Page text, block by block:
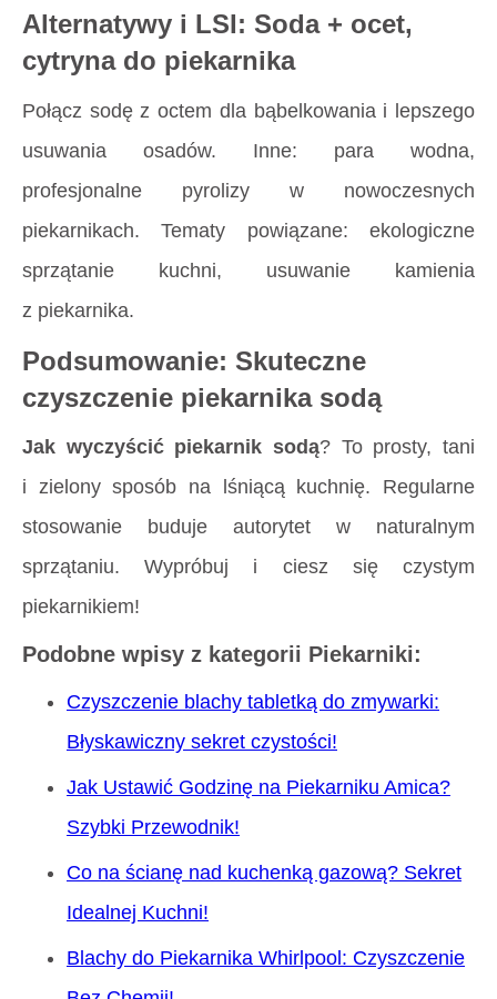
Alternatywy i LSI: Soda + ocet,
cytryna do piekarnika
Połącz sodę z octem dla bąbelkowania i lepszego
usuwania osadów. Inne: para wodna,
profesjonalne pyrolizy w nowoczesnych
piekarnikach. Tematy powiązane: ekologiczne
sprzątanie kuchni, usuwanie kamienia
z piekarnika.
Podsumowanie: Skuteczne
czyszczenie piekarnika sodą
Jak wyczyścić piekarnik sodą? To prosty, tani
i zielony sposób na lśniącą kuchnię. Regularne
stosowanie buduje autorytet w naturalnym
sprzątaniu. Wypróbuj i ciesz się czystym
piekarnikiem!
Podobne wpisy z kategorii Piekarniki:
Czyszczenie blachy tabletką do zmywarki:
Błyskawiczny sekret czystości!
Jak Ustawić Godzinę na Piekarniku Amica?
Szybki Przewodnik!
Co na ścianę nad kuchenką gazową? Sekret
Idealnej Kuchni!
Blachy do Piekarnika Whirlpool: Czyszczenie